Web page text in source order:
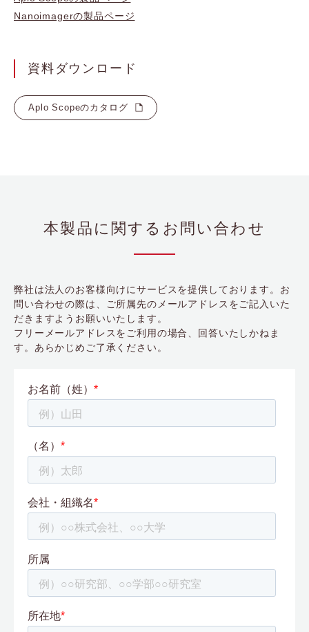
Nanoimagerの製品ページ
資料ダウンロード
Aplo Scopeのカタログ
本製品に関するお問い合わせ
弊社は法人のお客様向けにサービスを提供しております。お
問い合わせの際は、ご所属先のメールアドレスをご記入いた
だきますようお願いいたします。
フリーメールアドレスをご利用の場合、回答いたしかねま
す。あらかじめご了承ください。